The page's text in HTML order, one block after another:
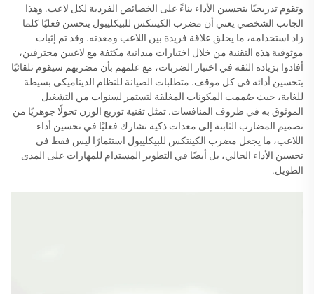
وتقوم تدريجيًا بتحسين الأداء بناءً على الخصائص الفردية لكل لاعب. وهذا
الجانب الشخصي يعني أن مضرب الكينتكس للبيكليبول يتحسن فعليًا كلما
زاد استخدامه، ما يخلق علاقة فريدة بين اللاعب ومعدته. وقد تم إثبات
موثوقية هذه التقنية من خلال اختبارات ميدانية مكثفة مع لاعبين محترفين،
أفادوا بزيادة الثقة في اختيار الضربات، مع علمهم بأن مضربهم سيقوم تلقائيًا
بتحسين أدائه في كل موقف. متطلبات الصيانة للنظام الديناميكي بسيطة
للغاية، حيث صُممت المكونات المغلقة لتستمر لسنوات من التشغيل
الموثوق به في ظروف المنافسات. تمثل تقنية توزيع الوزن تحولًا جوهريًا من
تصميم المضارب الثابتة إلى معدات ذكية تشارك فعليًا في تحسين أداء
اللاعب، ما يجعل مضرب الكينتكس للبيكليبول استثمارًا ليس فقط في
تحسين الأداء الحالي، بل أيضًا في التطوير المستدام للمهارات على المدى
الطويل.